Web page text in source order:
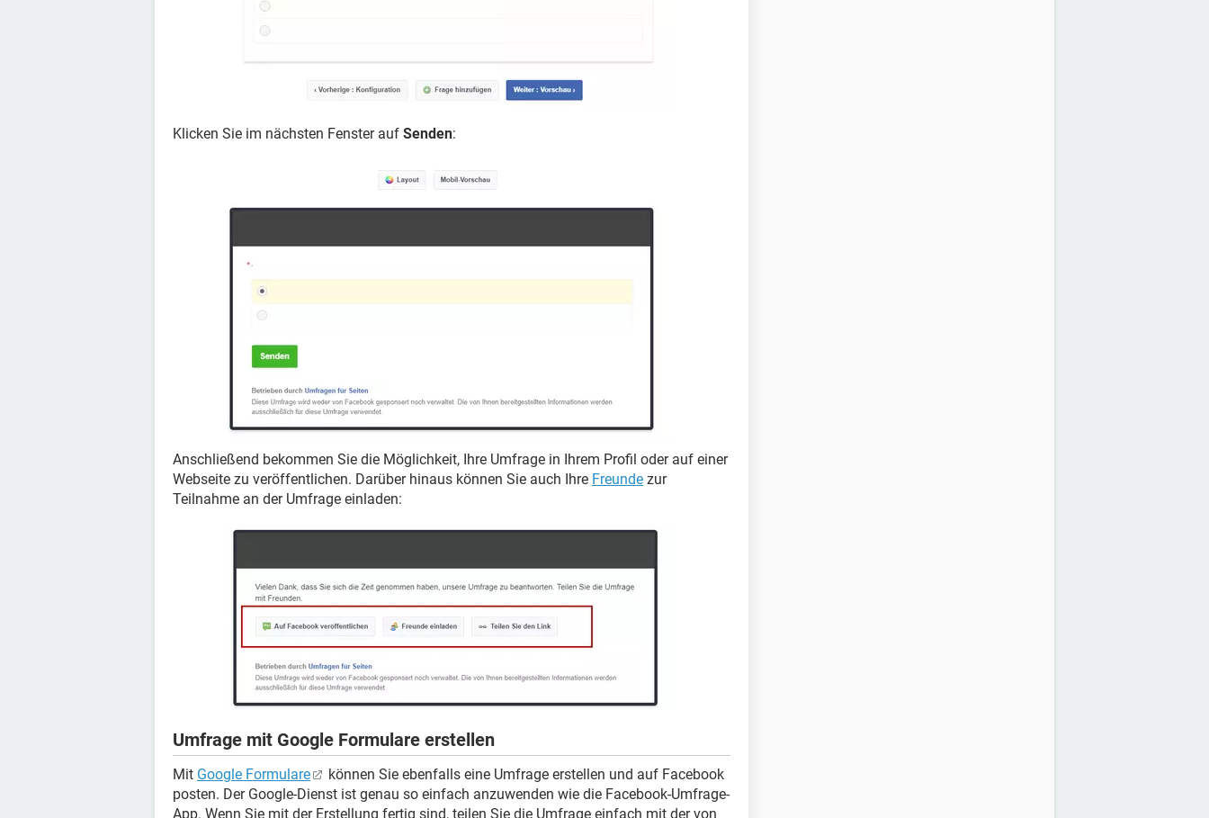
Klicken Sie im nächsten Fenster auf Senden:
Anschließend bekommen Sie die Möglichkeit, Ihre Umfrage in Ihrem Profil oder auf einer
Webseite zu veröffentlichen. Darüber hinaus können Sie auch Ihre Freunde zur
Teilnahme an der Umfrage einladen:
Umfrage mit Google Formulare erstellen
Mit Google Formulare
können Sie ebenfalls eine Umfrage erstellen und auf Facebook
posten. Der Google-Dienst ist genau so einfach anzuwenden wie die Facebook-Umfrage-
App. Wenn Sie mit der Erstellung fertig sind, teilen Sie die Umfrage einfach mit der von